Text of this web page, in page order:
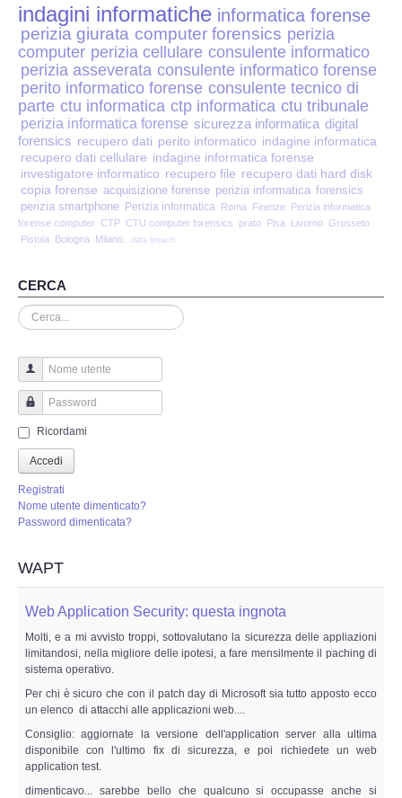
Perizia Centralini PBX e VOIP
Perizia Estimo
Perizia Documento informatico
Perizia Cloud
Perizia E-mail
Perizia Truffa Banca e Online
Perizia Dash Cam
Perizia Controllo lavoratori
Perizia Chat WhatsApp,Telegram
Perizia DVR
Perizia IoT e IIoT
Perizia Ransomware Malware
Perizia Incidente Stradale
Perizia Data Breach
INDAGINI DIGITALI
Digital Intelligence OSINT
Indagini su computer
indagini informatiche informatica forense
perizia giurata computer forensics perizia
computer perizia cellulare consulente informatico
perizia asseverata consulente informatico forense
perito informatico forense consulente tecnico di
parte ctu informatica ctp informatica ctu tribunale
perizia informatica forense sicurezza informatica digital
forensics recupero dati perito informatico indagine informatica
recupero dati cellulare indagine informatica forense
investigatore informatico recupero file recupero dati hard disk
copia forense acquisizione forense perizia informatica forensics
perizia smartphone Perizia informatica Roma Firenze Perizia informatica
forense computer CTP CTU computer forensics prato Pisa Livorno Grosseto
Pistoia
Bologna Milano. data breach
CERCA
Cerca...
Nome utente
Password
Ricordami
Accedi
Registrati
Nome utente dimenticato?
Password dimenticata?
WAPT
Web Application Security: questa ingnota
Molti, e a mi avvisto troppi, sottovalutano la sicurezza delle appliazioni
limitandosi, nella migliore delle ipotesi, a fare mensilmente il paching di
sistema operativo.
Per chi è sicuro che con il patch day di Microsoft sia tutto apposto ecco
un elenco di attacchi alle applicazioni web....
Consiglio: aggiornate la versione dell'application server alla ultima
disponibile con l'ultimo fix di sicurezza, e poi richiedete un web
application test.
dimenticavo... sarebbe bello che qualcuno si occupasse anche si